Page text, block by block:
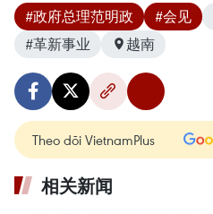
#政府总理范明政 #会见
#革新事业
越南
Theo dõi VietnamPlus
相关新闻